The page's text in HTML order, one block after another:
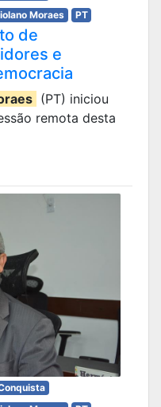
Moraes PT
de
e
(PT) iniciou
remota desta